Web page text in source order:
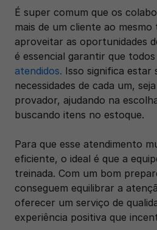
É super comum que os
mais de um cliente ao mesmo
aproveitar as oportunidades
é essencial garantir que
atendidos. Isso significa estar
necessidades de cada um,
provador, ajudando na
buscando itens no estoque.
Para que esse atendimento
eficiente, o ideal é que a
treinada. Com um bom
conseguem equilibrar a
oferecer um serviço de
experiência positiva que